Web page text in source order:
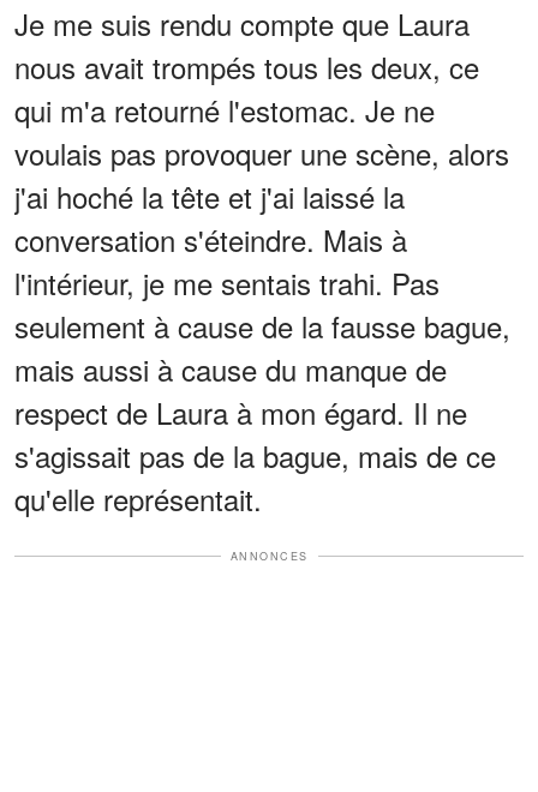
Je me suis rendu compte que Laura
nous avait trompés tous les deux, ce
qui m'a retourné l'estomac. Je ne
voulais pas provoquer une scène, alors
j'ai hoché la tête et j'ai laissé la
conversation s'éteindre. Mais à
l'intérieur, je me sentais trahi. Pas
seulement à cause de la fausse bague,
mais aussi à cause du manque de
respect de Laura à mon égard. Il ne
s'agissait pas de la bague, mais de ce
qu'elle représentait.
ANNONCES